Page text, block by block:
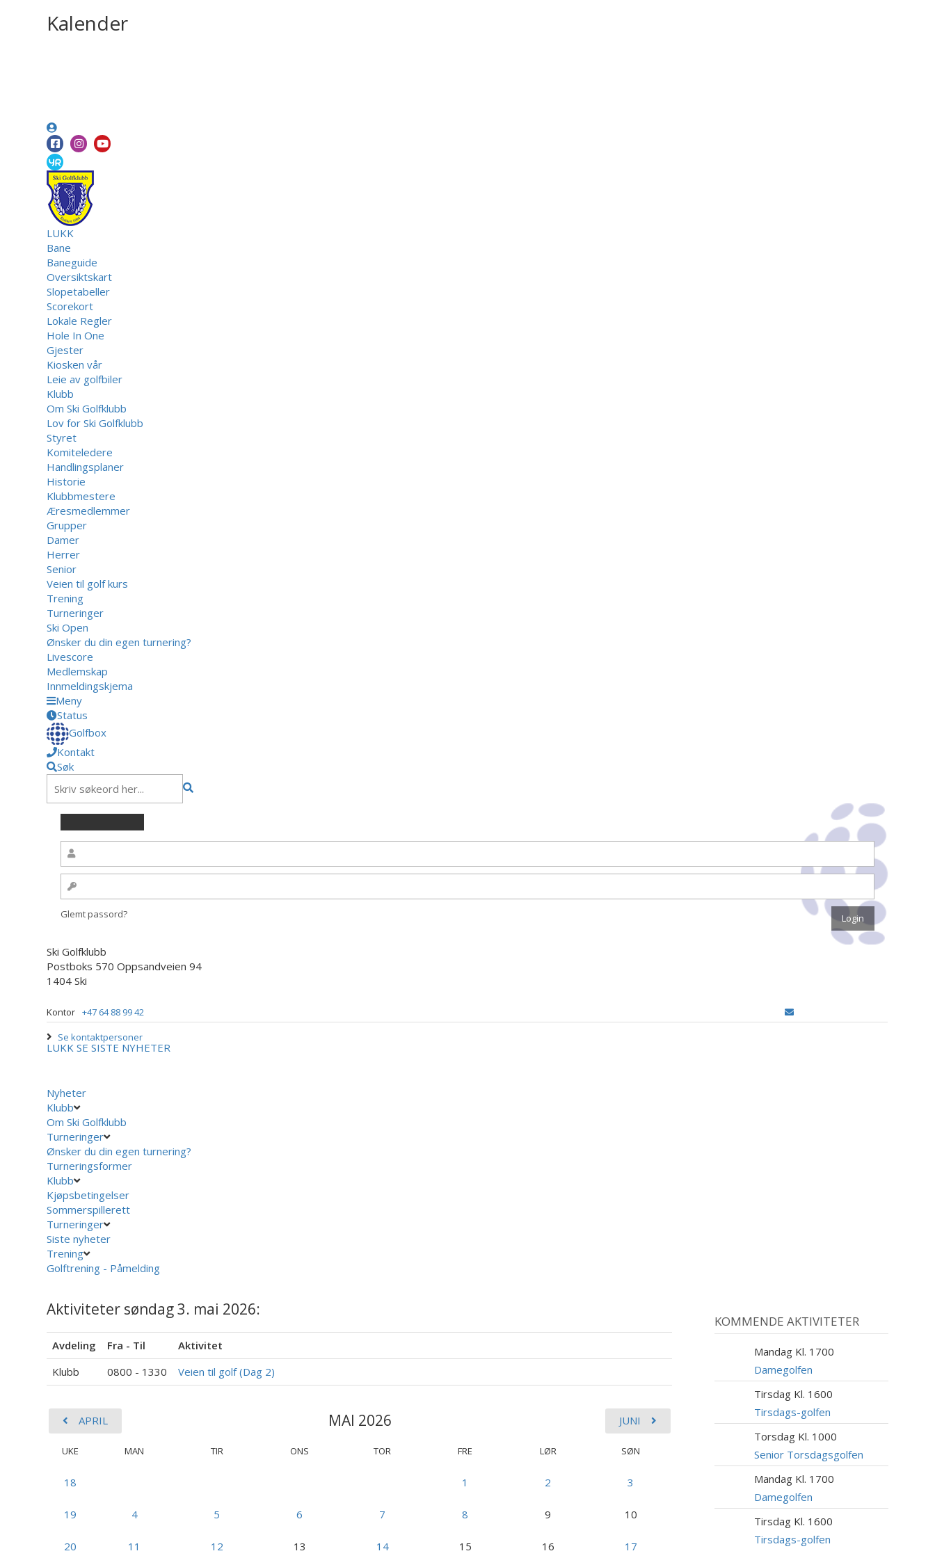
Kalender
LUKK
Bane
Baneguide
Oversiktskart
Slopetabeller
Scorekort
Lokale Regler
Hole In One
Gjester
Kiosken vår
Leie av golfbiler
Klubb
Om Ski Golfklubb
Lov for Ski Golfklubb
Styret
Komiteledere
Handlingsplaner
Historie
Klubbmestere
Æresmedlemmer
Grupper
Damer
Herrer
Senior
Veien til golf kurs
Trening
Turneringer
Ski Open
Ønsker du din egen turnering?
Livescore
Medlemskap
Innmeldingskjema
Meny
Status
Golfbox
Kontakt
Søk
Glemt passord?
Ski Golfklubb
Postboks 570 Oppsandveien 94
1404 Ski
Kontor +47 64 88 99 42
Se kontaktpersoner
LUKK SE SISTE NYHETER
Nyheter
Klubb
Om Ski Golfklubb
Turneringer
Ønsker du din egen turnering?
Turneringsformer
Klubb
Kjøpsbetingelser
Sommerspillerett
Turneringer
Siste nyheter
Trening
Golftrening - Påmelding
Aktiviteter søndag 3. mai 2026:
Avdeling Fra - Til
Aktivitet
Klubb
0800 - 1330 Veien til golf (Dag 2)
APRIL JUNI
MAI 2026
UKE MAN TIR ONS TOR FRE LØR SØN
18 1 2 3
19 4 5 6 7 8 9 10
20 11 12 13 14 15 16 17
KOMMENDE AKTIVITETER
Mandag Kl. 1700
Damegolfen
Tirsdag Kl. 1600
Tirsdags-golfen
Torsdag Kl. 1000
Senior Torsdagsgolfen
Mandag Kl. 1700
Damegolfen
Tirsdag Kl. 1600
Tirsdags-golfen